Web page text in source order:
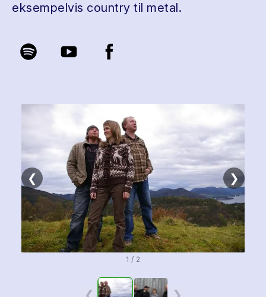
eksempelvis country til metal.
❮ ❯
1 / 2